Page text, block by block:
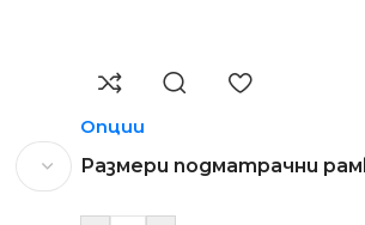
Опции
Размери подматрачни